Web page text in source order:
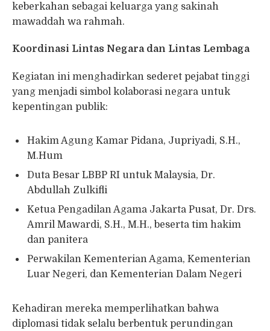
keberkahan sebagai keluarga yang sakinah
mawaddah wa rahmah.
Koordinasi Lintas Negara dan Lintas Lembaga
Kegiatan ini menghadirkan sederet pejabat tinggi
yang menjadi simbol kolaborasi negara untuk
kepentingan publik:
Hakim Agung Kamar Pidana, Jupriyadi, S.H.,
M.Hum
Duta Besar LBBP RI untuk Malaysia, Dr.
Abdullah Zulkifli
Ketua Pengadilan Agama Jakarta Pusat, Dr. Drs.
Amril Mawardi, S.H., M.H., beserta tim hakim
dan panitera
Perwakilan Kementerian Agama, Kementerian
Luar Negeri, dan Kementerian Dalam Negeri
Kehadiran mereka memperlihatkan bahwa
diplomasi tidak selalu berbentuk perundingan